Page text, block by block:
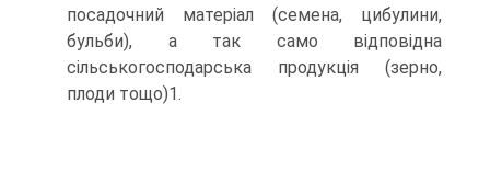
посадочний матеріал (семена, цибулини,
бульби), а так само відповідна
сільськогосподарська продукція (зерно,
плоди тощо)1.